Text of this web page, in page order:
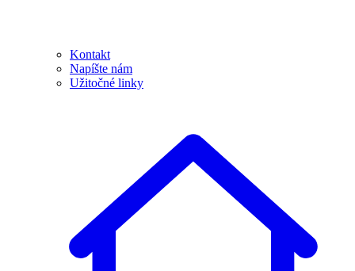
Kontakt
Napíšte nám
Užitočné linky